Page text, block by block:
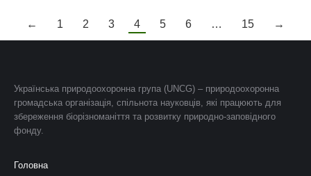
← 1 2 3 4 5 6 … 15 →
Українська природоохоронна група (UNCG) – природоохоронна
громадська організація, спільнота науковців, які працюють для
збереження біорізноманіття та розвитку природно-заповідного
фонду.
Головна